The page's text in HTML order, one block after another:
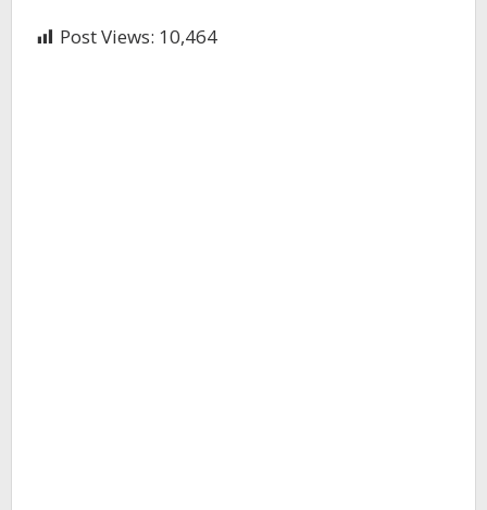
Post Views: 10,464